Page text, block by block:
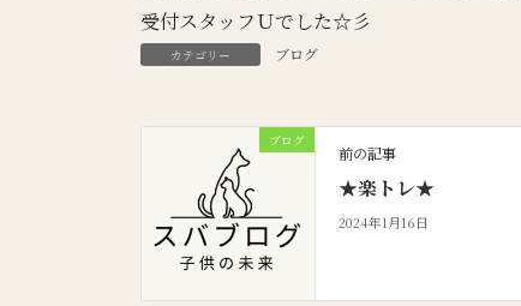
受付スタッフＵでした☆彡
カテゴリー ブログ
ブログ
前の記事
★楽トレ★
2024年1月16日